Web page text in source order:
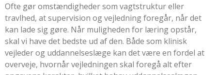
Ofte gør omstændigheder som vagtstruktur eller
travlhed, at supervision og vejledning foregår, når det
kan lade sig gøre. Når muligheden for læring opstår,
skal vi have det bedste ud af den. Både som klinisk
vejleder og uddannelseslæge kan det være en fordel at
overveje, hvornår vejledningen skal foregå alt efter